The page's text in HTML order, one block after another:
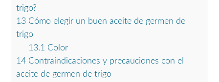
trigo?
13 Cómo elegir un buen aceite de germen de
trigo
13.1 Color
14 Contraindicaciones y precauciones con el
aceite de germen de trigo